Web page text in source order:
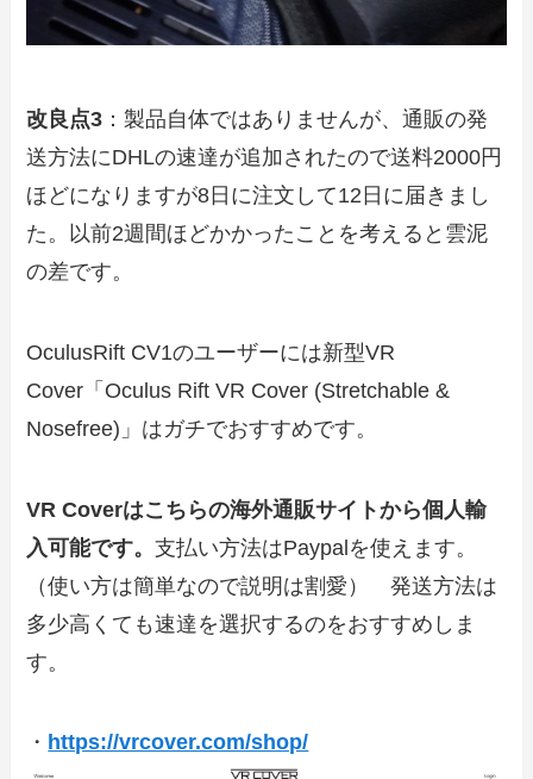
改良点3 ：製品自体ではありませんが、通販の発
送方法にDHLの速達が追加されたので送料2000円
ほどになりますが8日に注文して12日に届きまし
た。以前2週間ほどかかったことを考えると雲泥
の差です。
OculusRift CV1のユーザーには新型VR
Cover「Oculus Rift VR Cover (Stretchable &
Nosefree)」はガチでおすすめです。
VR Coverはこちらの海外通販サイトから個人輸
入可能です。支払い方法はPaypalを使えます。
（使い方は簡単なので説明は割愛） 発送方法は
多少高くても速達を選択するのをおすすめしま
す。
・ https://vrcover.com/shop/